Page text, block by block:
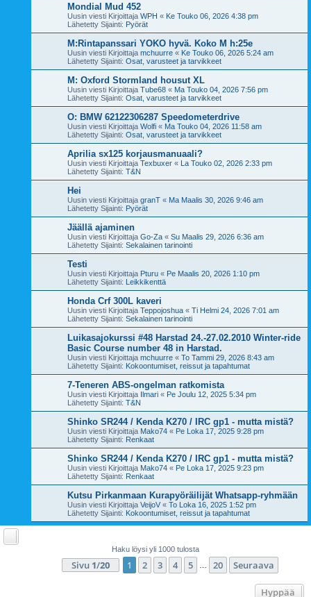
Mondial Mud 452
Uusin viesti Kirjoittaja WPH « Ke Touko 06, 2026 4:38 pm
Lähetetty Sijainti: Pyörät
M:Rintapanssari YOKO hyvä. Koko M h:25e
Uusin viesti Kirjoittaja mchuurre « Ke Touko 06, 2026 5:24 am
Lähetetty Sijainti: Osat, varusteet ja tarvikkeet
M: Oxford Stormland housut XL
Uusin viesti Kirjoittaja Tube68 « Ma Touko 04, 2026 7:56 pm
Lähetetty Sijainti: Osat, varusteet ja tarvikkeet
O: BMW 62122306287 Speedometerdrive
Uusin viesti Kirjoittaja Wolfi « Ma Touko 04, 2026 11:58 am
Lähetetty Sijainti: Osat, varusteet ja tarvikkeet
Aprilia sx125 korjausmanuaali?
Uusin viesti Kirjoittaja Texbuxer « La Touko 02, 2026 2:33 pm
Lähetetty Sijainti: T&N
Hei
Uusin viesti Kirjoittaja granT « Ma Maalis 30, 2026 9:46 am
Lähetetty Sijainti: Pyörät
Jäällä ajaminen
Uusin viesti Kirjoittaja Go-Za « Su Maalis 29, 2026 6:36 am
Lähetetty Sijainti: Sekalainen tarinointi
Testi
Uusin viesti Kirjoittaja Pturu « Pe Maalis 20, 2026 1:10 pm
Lähetetty Sijainti: Leikkikenttä
Honda Crf 300L kaveri
Uusin viesti Kirjoittaja Teppojoshua « Ti Helmi 24, 2026 7:01 am
Lähetetty Sijainti: Sekalainen tarinointi
Luikasajokurssi #48 Harstad 24.-27.02.2010 Winter-ride
Basic Course number 48 in Harstad.
Uusin viesti Kirjoittaja mchuurre « To Tammi 29, 2026 8:43 am
Lähetetty Sijainti: Kokoontumiset, reissut ja tapahtumat
7-Teneren ABS-ongelman ratkomista
Uusin viesti Kirjoittaja Ilmari « Pe Joulu 12, 2025 5:34 pm
Lähetetty Sijainti: T&N
Shinko SR244 / Kenda K270 / IRC gp1 - mutta mistä?
Uusin viesti Kirjoittaja Mako74 « Pe Loka 17, 2025 9:28 pm
Lähetetty Sijainti: Renkaat
Shinko SR244 / Kenda K270 / IRC gp1 - mutta mistä?
Uusin viesti Kirjoittaja Mako74 « Pe Loka 17, 2025 9:23 pm
Lähetetty Sijainti: Renkaat
Kutsu Pirkanmaan Kurapyöräilijät Whatsapp-ryhmään
Uusin viesti Kirjoittaja VeijoV « To Loka 16, 2025 1:52 pm
Lähetetty Sijainti: Kokoontumiset, reissut ja tapahtumat
Haku löysi yli 1000 tulosta
Sivu 1/20 1 2 3 4 5 20 Seuraava
Hyppää